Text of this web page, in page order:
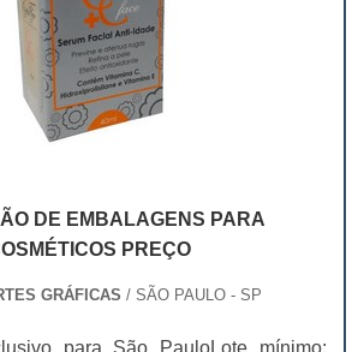
DE EMBALAGENS PARA
PREÇO
GRÁFICAS / SÃO PAULO - SP
para São PauloLote mínimo: